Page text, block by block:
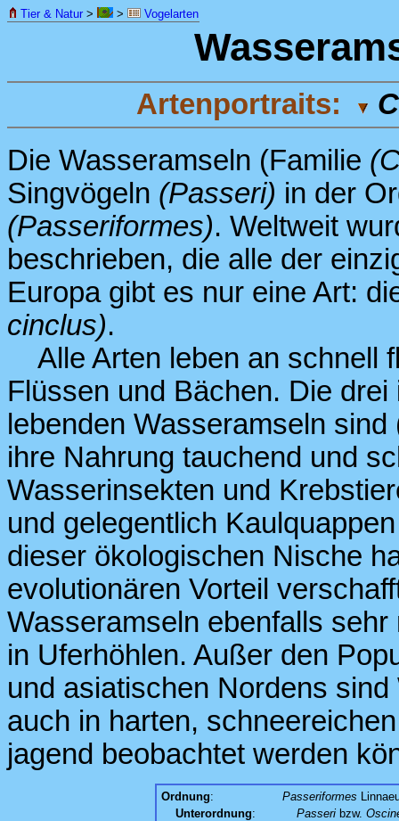
Tier & Natur > > Vogelarten
Artenportraits:
Die Wasseramseln (Familie
Singvögeln (Passeri) in der
(Passeriformes). Weltweit
beschrieben, die alle der
Europa gibt es nur eine Art:
cinclus).
Alle Arten leben an schnell
Flüssen und Bächen. Die
lebenden Wasseramseln
ihre Nahrung tauchend und
Wasserinsekten und
und gelegentlich
dieser ökologischen Nische
evolutionären Vorteil
Wasseramseln ebenfalls
in Uferhöhlen. Außer den
und asiatischen Nordens
auch in harten,
jagend beobachtet werden
Ordnung: Passeriformes
Unterordnung: Passeri bzw.